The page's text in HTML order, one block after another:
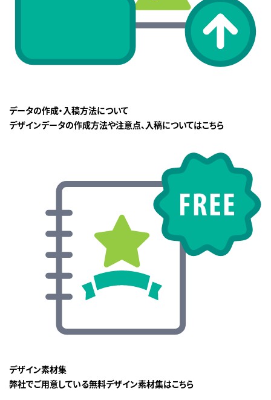
データの作成・入稿方法について
デザインデータの作成方法や注意点、入稿についてはこちら
デザイン素材集
弊社でご用意している無料デザイン素材集はこちら